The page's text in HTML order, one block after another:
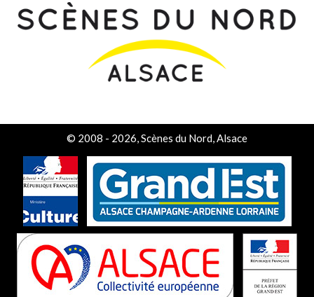
© 2008 - 2026, Scènes du Nord, Alsace